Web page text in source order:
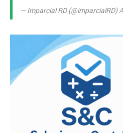
— Imparcial RD (@imparcialRD)